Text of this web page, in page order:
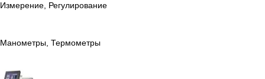
Измерение, Регулирование
Манометры, Термометры